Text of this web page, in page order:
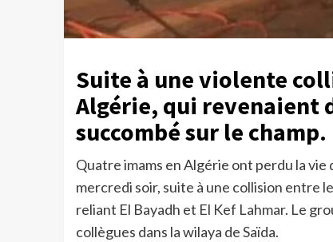
Suite à une violente
Algérie, qui revenaient
succombé sur le champ.
Quatre imams en Algérie ont perdu la
mercredi soir, suite à une collision entre
reliant El Bayadh et El Kef Lahmar. Le
collègues dans la wilaya de Saïda.